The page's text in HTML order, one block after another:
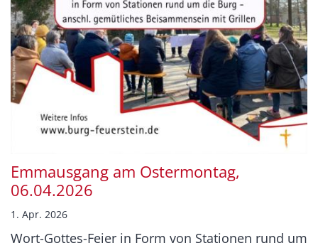
Emmausgang am Ostermontag,
06.04.2026
1. Apr. 2026
Wort-Gottes-Feier in Form von Stationen rund um